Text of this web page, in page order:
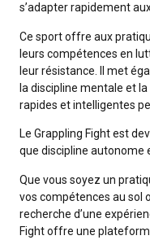
s’adapter rapidement
Ce sport offre aux
leurs compétences en
leur résistance. Il met
la discipline mentale et
rapides et intelligentes
Le Grappling Fight est
que discipline autonome
Que vous soyez un
vos compétences au sol
recherche d’une
Fight offre une